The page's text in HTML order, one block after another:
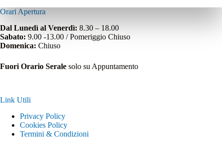
Orari Apertura
Dal Lunedì al Venerdì: 8.30 – 18.00
Sabato: 9.00 -13.00 / Pomeriggio Chiuso
Domenica: Chiuso
Fuori Orario Serale solo su Appuntamento
Link Utili
Privacy Policy
Cookies Policy
Termini & Condizioni